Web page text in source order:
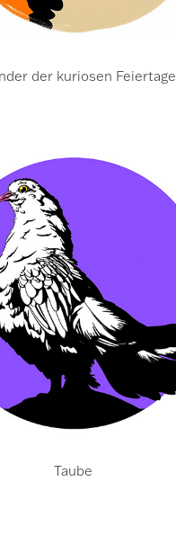
der kuriosen Feiertage
Taube